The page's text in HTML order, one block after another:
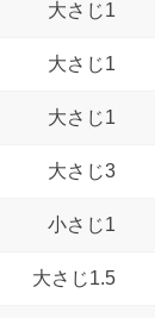
大さじ1
大さじ1
大さじ1
大さじ3
小さじ1
大さじ1.5